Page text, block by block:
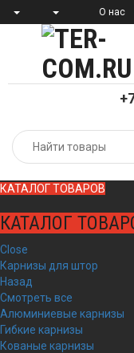
О нас
КАТАЛОГ ТОВАРОВ
КАТАЛОГ
Close
Карнизы для штор
Назад
Смотреть все
Алюминиевые карнизы
Гибкие карнизы
Кованые карнизы